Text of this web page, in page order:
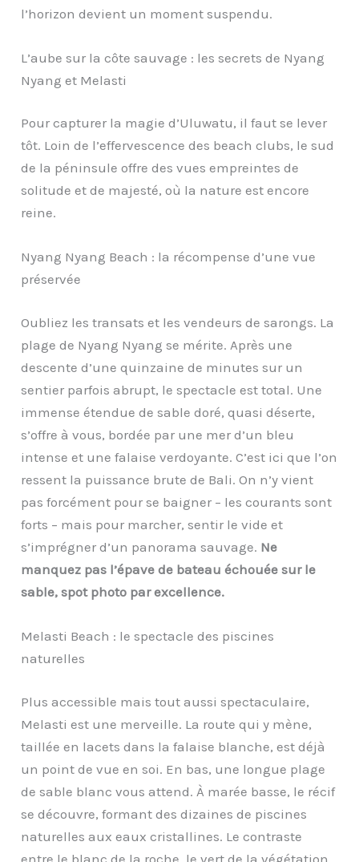
l’horizon devient un moment suspendu.
L’aube sur la côte sauvage : les secrets de Nyang
Nyang et Melasti
Pour capturer la magie d’Uluwatu, il faut se lever
tôt. Loin de l’effervescence des beach clubs, le sud
de la péninsule offre des vues empreintes de
solitude et de majesté, où la nature est encore
reine.
Nyang Nyang Beach : la récompense d’une vue
préservée
Oubliez les transats et les vendeurs de sarongs. La
plage de Nyang Nyang se mérite. Après une
descente d’une quinzaine de minutes sur un
sentier parfois abrupt, le spectacle est total. Une
immense étendue de sable doré, quasi déserte,
s’offre à vous, bordée par une mer d’un bleu
intense et une falaise verdoyante. C’est ici que l’on
ressent la puissance brute de Bali. On n’y vient
pas forcément pour se baigner – les courants sont
forts – mais pour marcher, sentir le vide et
s’imprégner d’un panorama sauvage. Ne
manquez pas l’épave de bateau échouée sur le
sable, spot photo par excellence.
Melasti Beach : le spectacle des piscines
naturelles
Plus accessible mais tout aussi spectaculaire,
Melasti est une merveille. La route qui y mène,
taillée en lacets dans la falaise blanche, est déjà
un point de vue en soi. En bas, une longue plage
de sable blanc vous attend. À marée basse, le récif
se découvre, formant des dizaines de piscines
naturelles aux eaux cristallines. Le contraste
entre le blanc de la roche, le vert de la végétation